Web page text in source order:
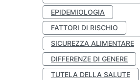
EPIDEMIOLOGIA
FATTORI DI RISCHIO
SICUREZZA ALIMENTARE
DIFFERENZE DI GENERE
TUTELA DELLA SALUTE